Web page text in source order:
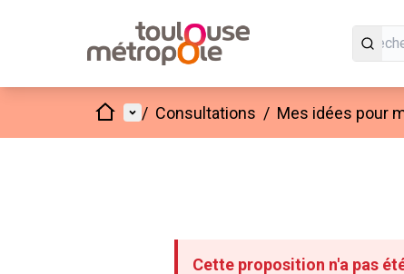
AccueilMenu principal
/ Consultations / Mes idées pour
Cette proposition n'a pas